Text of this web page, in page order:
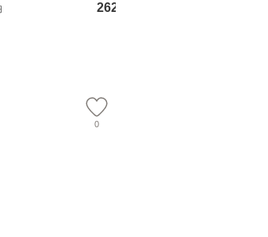
門！ / 佐伯 良
262
0